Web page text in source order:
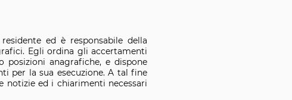
ed è responsabile della
Egli ordina gli accertamenti
anagrafiche, e dispone
per la sua esecuzione. A tal fine
notizie ed i chiarimenti necessari